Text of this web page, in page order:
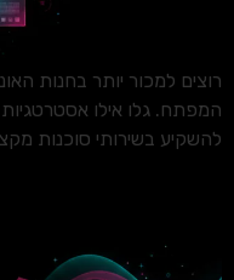
המפתח. גלו אילו
להשקיע בשירותי סוכנות